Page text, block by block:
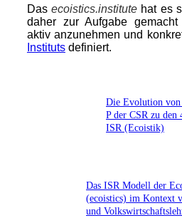
Das ecoistics.institute hat es
daher zur Aufgabe
aktiv anzunehmen und
Institutsdefiniert.
Die Evolution von
P der CSR zu den
ISR (Ecoistik)
Das ISR Modell der
(ecoistics) im Kontext
und